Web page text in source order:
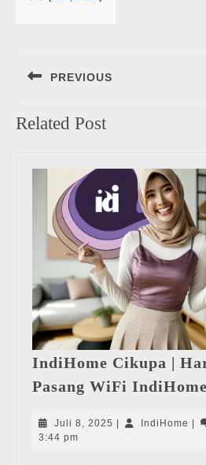
pos
PREVIOUS
post:
Related Post
IndiHome Cikupa |
Pasang WiFi
Juli 8, 2025 Juli
IndiHome
3:44 pm